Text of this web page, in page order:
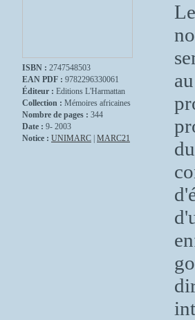
ISBN : 2747548503
EAN PDF : 9782296330061
Éditeur : Editions L'Harmattan
Collection : Mémoires africaines
Nombre de pages : 344
Date : 9- 2003
Notice : UNIMARC MARC21